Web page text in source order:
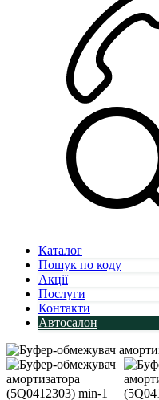
Каталог
Пошук по коду
Акції
Послуги
Контакти
Автосалон